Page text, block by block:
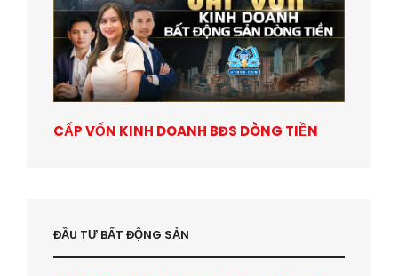
CẤP VỐN KINH DOANH BĐS DÒNG TIỀN
ĐẦU TƯ BẤT ĐỘNG SẢN